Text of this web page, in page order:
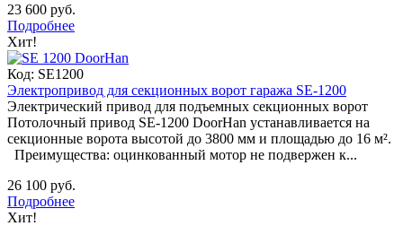
23 600 руб.
Подробнее
Хит!
Код: SE1200
Электропривод для секционных ворот гаража SE-1200
Электрический привод для подъемных секционных ворот
Потолочный привод SE-1200 DoorHan устанавливается на
секционные ворота высотой до 3800 мм и площадью до 16 м².
Преимущества: оцинкованный мотор не подвержен к...
26 100 руб.
Подробнее
Хит!